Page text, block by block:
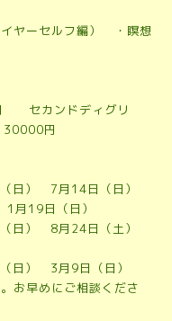
ヤーセルフ編） ・瞑想
セカンドディグリ
円
日） 7月14日（日）
19日（日）
日） 8月24日（土）
） 3月9日（日）
早めにご相談くださ